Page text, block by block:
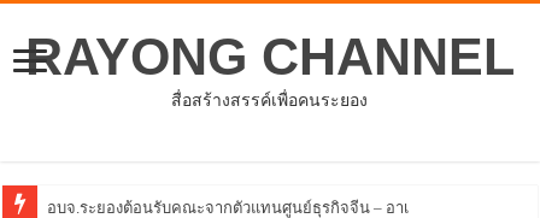
RAYONG CHANNEL
สื่อสร้างสรรค์เพื่อคนระยอง
โครงการพั